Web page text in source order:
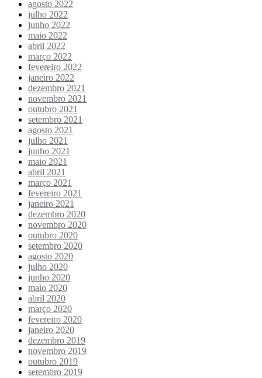
agosto 2022
julho 2022
junho 2022
maio 2022
abril 2022
março 2022
fevereiro 2022
janeiro 2022
dezembro 2021
novembro 2021
outubro 2021
setembro 2021
agosto 2021
julho 2021
junho 2021
maio 2021
abril 2021
março 2021
fevereiro 2021
janeiro 2021
dezembro 2020
novembro 2020
outubro 2020
setembro 2020
agosto 2020
julho 2020
junho 2020
maio 2020
abril 2020
março 2020
fevereiro 2020
janeiro 2020
dezembro 2019
novembro 2019
outubro 2019
setembro 2019